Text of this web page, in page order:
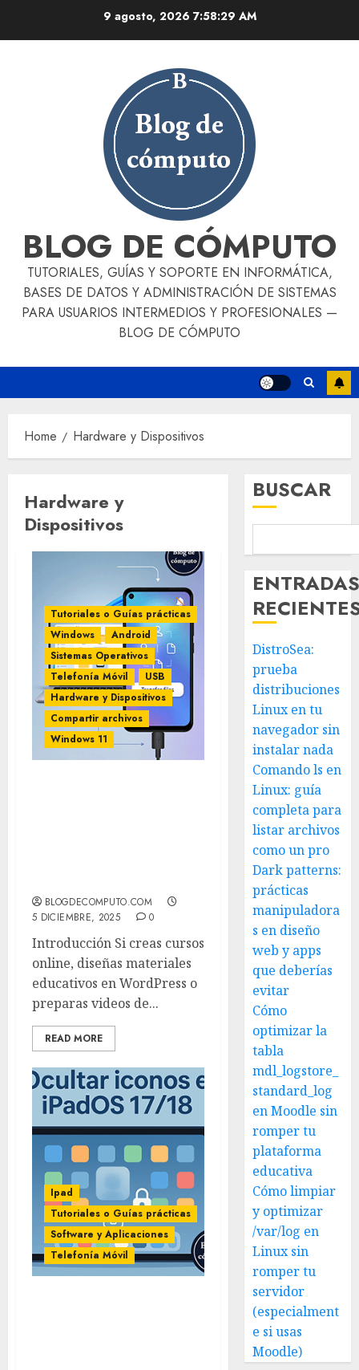
9 agosto, 20267:58:31 AM
BLOG DE CÓMPUTO
TUTORIALES, GUÍAS Y SOPORTE EN INFORMÁTICA,
BASES DE DATOS Y ADMINISTRACIÓN DE SISTEMAS
PARA USUARIOS INTERMEDIOS Y PROFESIONALES —
BLOG DE CÓMPUTO
Home Hardware y Dispositivos
Hardware y
Dispositivos
Tutoriales o Guías prácticas
Windows
Android
Sistemas Operativos
Telefonía Móvil
USB
Hardware y Dispositivos
Compartir archivos
Windows 11
BLOGDECOMPUTO.COM
5 DICIEMBRE, 2025
0
Introducción Si creas cursos
online, diseñas materiales
educativos en WordPress o
preparas videos de...
READ MORE
Ipad
Tutoriales o Guías prácticas
Software y Aplicaciones
Telefonía Móvil
BUSCAR
DistroSea:
prueba
distribuciones
Linux en tu
navegador sin
instalar nada
Comando ls en
Linux: guía
completa para
listar archivos
como un pro
Dark patterns:
prácticas
manipuladora
s en diseño
web y apps
que deberías
evitar
Cómo
optimizar la
tabla
mdl_logstore_
standard_log
en Moodle sin
romper tu
plataforma
educativa
Cómo limpiar
y optimizar
/var/log en
Linux sin
romper tu
servidor
(especialment
e si usas
Moodle)